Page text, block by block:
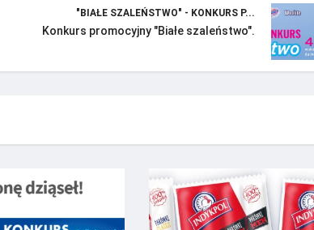
"BIAŁE SZALEŃSTWO" - KONKURS P...
Konkurs promocyjny "Białe szaleństwo".